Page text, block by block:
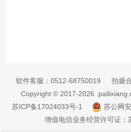
软件客服： 0512-68750019 拍摄
Copyright © 2017-2026
苏ICP备17024033号-1
苏公网
增值电信业务经营许可证：